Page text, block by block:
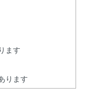
ます
ります